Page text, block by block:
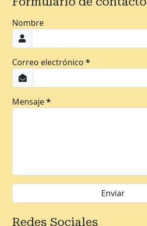
Nombre
Correo electrónico *
Mensaje*
Redes Sociales